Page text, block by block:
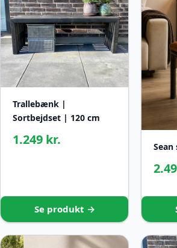
Trallebænk |
Sortbejdset | 120 cm
1.249 kr.
Se produkt →